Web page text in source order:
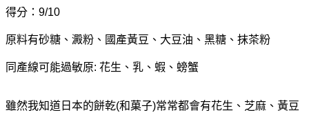
得分：9/10
原料有砂糖、澱粉、國產黃豆、大豆油、黑糖、抹茶粉
同產線可能過敏原: 花生、乳、蝦、螃蟹
雖然我知道日本的餅乾(和菓子)常常都會有花生、芝麻、黃豆